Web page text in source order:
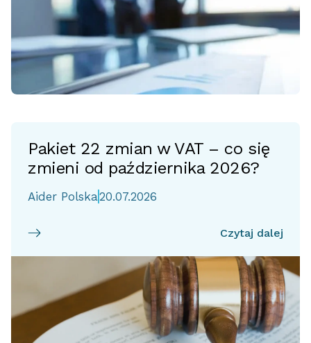
Pakiet 22 zmian w VAT – co się
zmieni od października 2026?
Aider Polska20.07.2026
Czytaj dalej